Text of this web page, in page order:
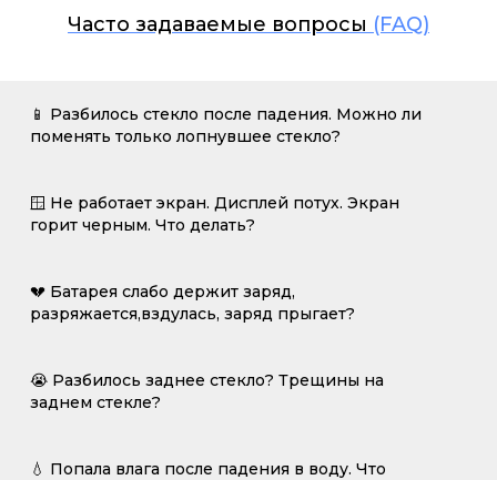
Часто задаваемые вопросы (FAQ)
📱 Разбилось стекло после падения. Можно ли
поменять только лопнувшее стекло?
🪟 Не работает экран. Дисплей потух. Экран
горит черным. Что делать?
💔 Батарея слабо держит заряд,
разряжается,вздулась, заряд прыгает?
😭 Разбилось заднее стекло? Трещины на
заднем стекле?
💧 Попала влага после падения в воду. Что